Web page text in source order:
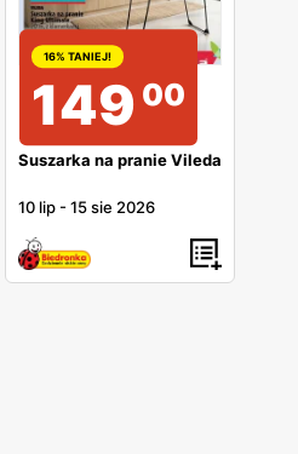
16% TANIEJ!
149 00
Suszarka na pranie Vileda
10 lip -15 sie 2026